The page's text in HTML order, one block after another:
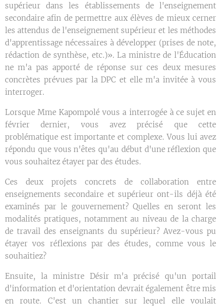
supérieur dans les établissements de l'enseignement
secondaire afin de permettre aux élèves de mieux cerner
les attendus de l'enseignement supérieur et les méthodes
d'apprentissage nécessaires à développer (prises de note,
rédaction de synthèse, etc.)». La ministre de l'Éducation
ne m'a pas apporté de réponse sur ces deux mesures
concrètes prévues par la DPC et elle m'a invitée à vous
interroger.
Lorsque Mme Kapompolé vous a interrogée à ce sujet en
février dernier, vous avez précisé que cette
problématique est importante et complexe. Vous lui avez
répondu que vous n'êtes qu'au début d'une réflexion que
vous souhaitez étayer par des études.
Ces deux projets concrets de collaboration entre
enseignements secondaire et supérieur ont-ils déjà été
examinés par le gouvernement? Quelles en seront les
modalités pratiques, notamment au niveau de la charge
de travail des enseignants du supérieur? Avez-vous pu
étayer vos réflexions par des études, comme vous le
souhaitiez?
Ensuite, la ministre Désir m'a précisé qu'un portail
d'information et d'orientation devrait également être mis
en route. C'est un chantier sur lequel elle voulait